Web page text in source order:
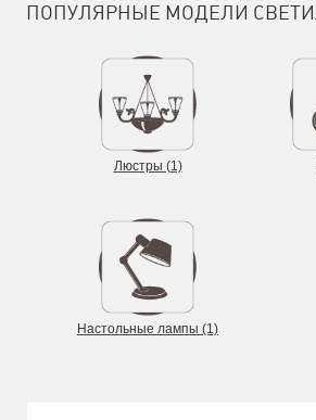
Cycnus. Создавая форму абажуров
лебединых крыльях. Коллекция сделана
ПОПУЛЯРНЫЕ МОДЕЛИ
Люстры (1)
Настольные лампы (1)